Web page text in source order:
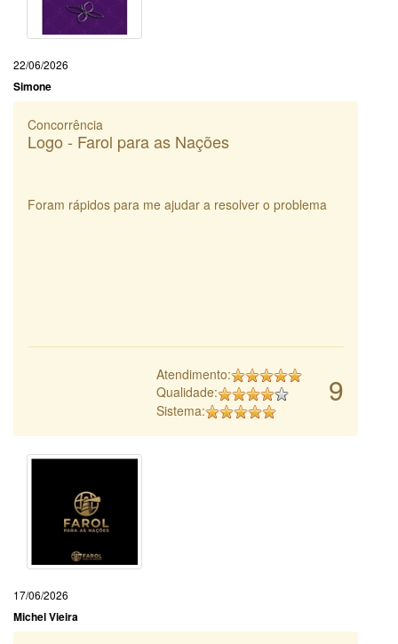
22/06/2026
Simone
Concorrência
Logo - Farol para as Nações
Foram rápidos para me ajudar a resolver o problema
9
Atendimento:
Qualidade:
Sistema:
17/06/2026
Michel Vieira